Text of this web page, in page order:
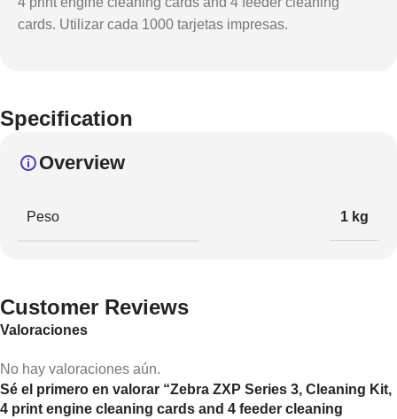
cards. Utilizar cada 1000 tarjetas impresas.
Specification
Overview
Peso 1 kg
Customer Reviews
Valoraciones
No hay valoraciones aún.
Sé el primero en valorar “Zebra ZXP Series 3, Cleaning Kit,
4 print engine cleaning cards and 4 feeder cleaning